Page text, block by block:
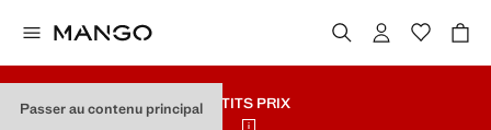
Passer au contenu principalPETITS PRIX